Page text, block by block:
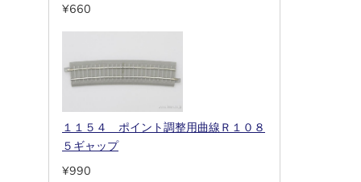
¥660
１１５４ ポイント調整用曲線Ｒ１０８
５ギャップ
¥990